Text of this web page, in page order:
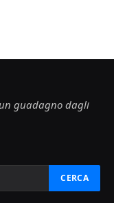
guadagno dagli